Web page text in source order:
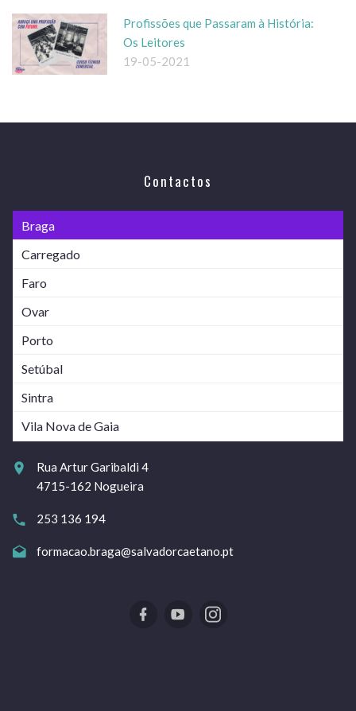
Profissões que Passaram à História:
Os Leitores
19-05-2021
Contactos
Braga
Carregado
Faro
Ovar
Porto
Setúbal
Sintra
Vila Nova de Gaia
Rua Artur Garibaldi 4
4715-162 Nogueira
253 136 194
formacao.braga@salvadorcaetano.pt